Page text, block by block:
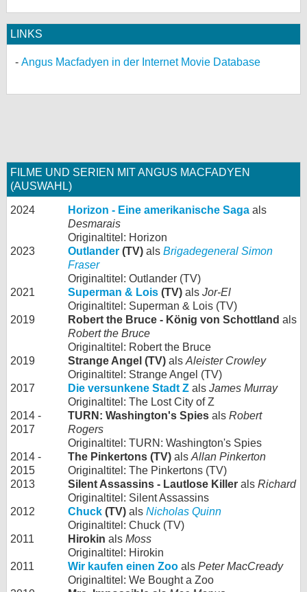
LINKS
Angus Macfadyen in der Internet Movie Database
FILME UND SERIEN MIT ANGUS MACFADYEN
(AUSWAHL)
2024 Horizon - Eine amerikanische Saga als
Desmarais
Originaltitel: Horizon
2023
Outlander (TV) als Brigadegeneral Simon
Fraser
Originaltitel: Outlander (TV)
2021
Superman & Lois (TV) als Jor-El
Originaltitel: Superman & Lois (TV)
2019
Robert the Bruce - König von Schottland als
Robert the Bruce
Originaltitel: Robert the Bruce
2019
Strange Angel (TV) als Aleister Crowley
Originaltitel: Strange Angel (TV)
2017
Die versunkene Stadt Z als James Murray
Originaltitel: The Lost City of Z
2014 -
2017
TURN: Washington's Spies als Robert
Rogers
Originaltitel: TURN: Washington's Spies
2014 -
2015
The Pinkertons (TV) als Allan Pinkerton
Originaltitel: The Pinkertons (TV)
2013
Silent Assassins - Lautlose Killer als Richard
Originaltitel: Silent Assassins
2012
Chuck (TV) als Nicholas Quinn
Originaltitel: Chuck (TV)
2011
Hirokin als Moss
Originaltitel: Hirokin
2011
Wir kaufen einen Zoo als Peter MacCready
Originaltitel: We Bought a Zoo